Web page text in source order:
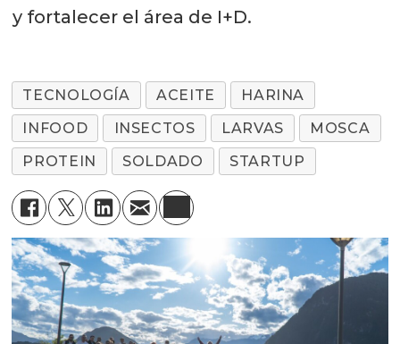
y fortalecer el área de I+D.
TECNOLOGÍA ACEITE
HARINA
INFOOD
INSECTOS LARVAS
MOSCA
PROTEIN
SOLDADO STARTUP